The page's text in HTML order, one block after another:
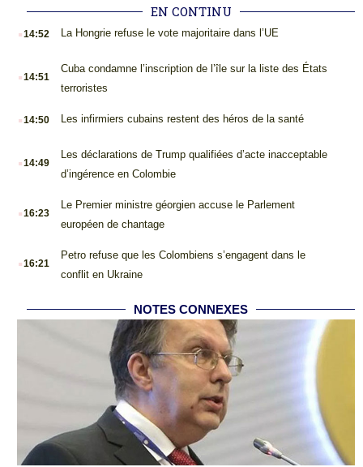
EN CONTINU
.14:52 La Hongrie refuse le vote majoritaire dans l’UE
.14:51
Cuba condamne l’inscription de l’île sur la liste des États
terroristes
.14:50 Les infirmiers cubains restent des héros de la santé
.14:49
Les déclarations de Trump qualifiées d’acte inacceptable
d’ingérence en Colombie
.16:23
Le Premier ministre géorgien accuse le Parlement
européen de chantage
.16:21
Petro refuse que les Colombiens s’engagent dans le
conflit en Ukraine
NOTES CONNEXES